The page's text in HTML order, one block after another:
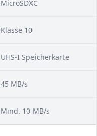
MicroSDXC
Klasse 10
UHS-I Speicherkarte
45 MB/s
Mind. 10 MB/s